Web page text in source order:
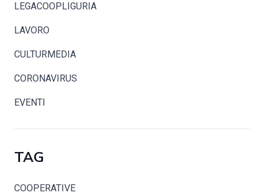
LEGACOOPLIGURIA
LAVORO
CULTURMEDIA
CORONAVIRUS
EVENTI
TAG
COOPERATIVE